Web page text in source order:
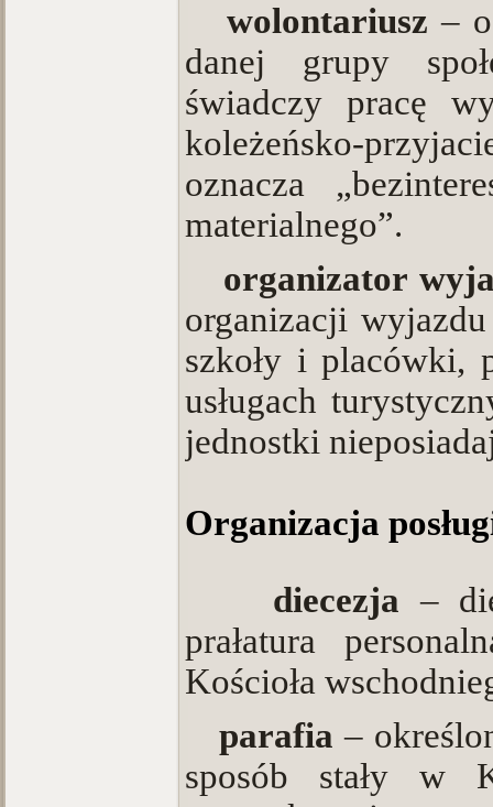
wolontariusz–
danej grupy
świadczy pracę
koleżeńsko-
oznacza
materialnego”.
organizator
organizacji
szkoły i placówki,
usługach
jednostki
Organizacja
diecezja–
prałatura
Kościoła
parafia–
sposób stały w